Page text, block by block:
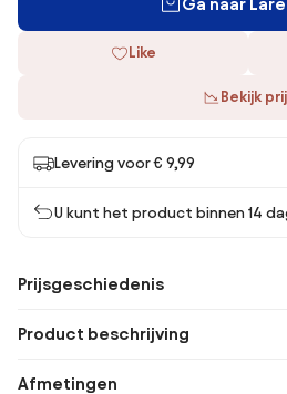
Ga naar
Like
Bekijk
Levering voor € 9,99
U kunt het product binnen 14
Prijsgeschiedenis
Product beschrijving
Afmetingen